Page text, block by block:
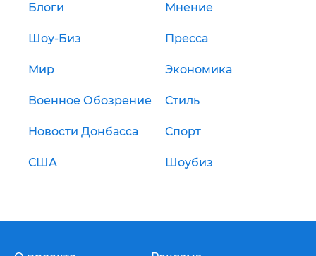
Блоги Мнение
Шоу-Биз Пресса
Мир Экономика
Военное Обозрение Стиль
Новости Донбасса Спорт
США Шоубиз